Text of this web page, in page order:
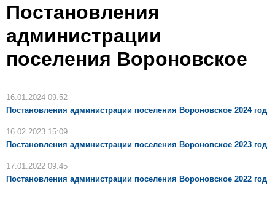
Постановления
администрации
поселения Вороновское
16.01.2024 09:52
Постановления администрации поселения Вороновское 2024 год
16.02.2023 15:09
Постановления администрации поселения Вороновское 2023 год
17.01.2022 09:45
Постановления администрации поселения Вороновское 2022 год